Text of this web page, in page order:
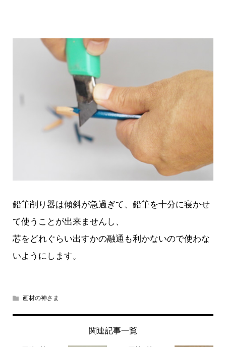
鉛筆削り器は傾斜が急過ぎて、鉛筆を十分に寝かせ
て使うことが出来ませんし、
芯をどれぐらい出すかの融通も利かないので使わな
いようにします。
画材の神さま
関連記事一覧